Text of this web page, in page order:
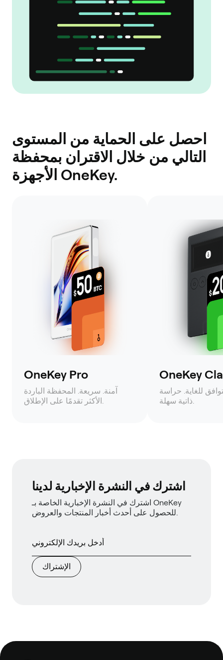
احصل على الحماية من المستوى
التالي من خلال الاقتران بمحفظة
الأجهزة OneKey.
OneKey Pro
آمنة. سريعة. المحفظة الباردة
OneKey
للغاية. حراسة
اشترك في النشرة الإخبارية لدينا
اشترك في النشرة الإخبارية الخاصة بـ OneKey
للحصول على أحدث أخبار المنتجات والعروض.
الإشتراك
تذييل